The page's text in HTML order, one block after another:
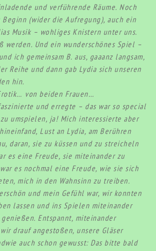
und verführende Räume. Noch
Beginn (wider die Aufregung), auch ein
Musik – wohliges Knistern unter uns.
werden. Und ein wunderschönes Spiel –
ich gemeinsam B. aus, gaaanz langsam,
Reihe und dann gab Lydia sich unseren
hin.
von beiden Frauen…
und erregte – das war so special
umspielen, ja! Mich interessierte aber
Lust an Lydia, am Berühren
daran, sie zu küssen und zu streicheln
es eine Freude, sie miteinander zu
es nochmal eine Freude, wie sie sich
mich in den Wahnsinn zu treiben.
und mein Gefühl war, wir konnten
lassen und ins Spielen miteinander
Entspannt, miteinander
drauf angestoßen, unsere Gläser
auch schon gewusst: Das bitte bald